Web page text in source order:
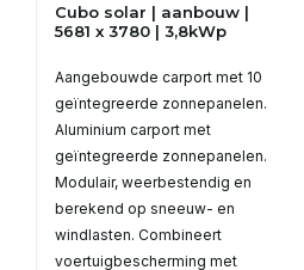
Cubo solar | aanbouw |
5681 x 3780 | 3,8kWp
Aangebouwde carport met 10
geïntegreerde zonnepanelen.
Aluminium carport met
geïntegreerde zonnepanelen.
Modulair, weerbestendig en
berekend op sneeuw- en
windlasten. Combineert
voertuigbescherming met